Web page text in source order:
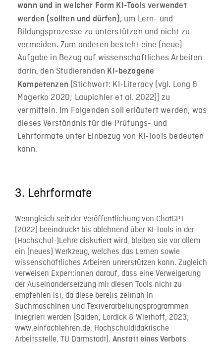
wann und in welcher Form KI-Tools verwendet
werden (sollten und dürfen), um Lern- und
Bildungsprozesse zu unterstützen und nicht zu
vermeiden. Zum anderen besteht eine (neue)
Aufgabe in Bezug auf wissenschaftliches Arbeiten
darin, den Studierenden KI-bezogene
Kompetenzen (Stichwort: KI-Literacy (vgl. Long &
Magerko 2020; Laupichler et al. 2022)) zu
vermitteln. Im Folgenden soll erläutert werden, was
dieses Verständnis für die Prüfungs- und
Lehrformate unter Einbezug von KI-Tools bedeuten
kann.
3. Lehrformate
Wenngleich seit der Veröffentlichung von ChatGPT
(2022) beeindruckt bis ablehnend über KI-Tools in der
(Hochschul-)Lehre diskutiert wird, bleiben sie vor allem
ein (neues) Werkzeug, welches das Lernen sowie
wissenschaftliches Arbeiten unterstützen kann. Zugleich
verweisen Expert:innen darauf, dass eine Verweigerung
der Auseinandersetzung mit diesen Tools nicht zu
empfehlen ist, da diese bereits zeitnah in
Suchmaschinen und Textverarbeitungsprogrammen
integriert werden (Salden, Lordick & Wiethoff, 2023;
www.einfachlehren.de, Hochschuldidaktische
Arbeitsstelle, TU Darmstadt). Anstatt eines Verbots